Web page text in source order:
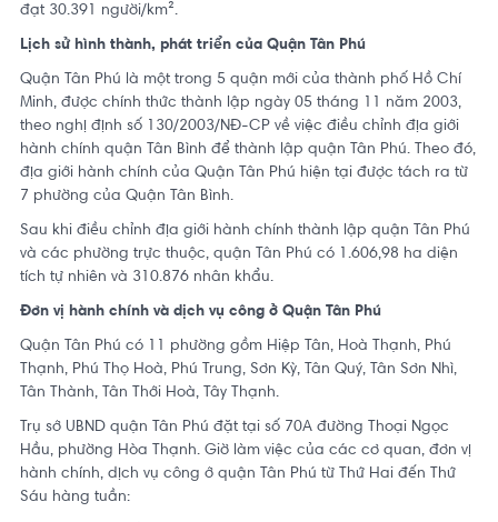
đạt 30.391 người/km².
Lịch sử hình thành, phát triển của Quận Tân Phú
Quận Tân Phú là một trong 5 quận mới của thành phố Hồ Chí
Minh, được chính thức thành lập ngày 05 tháng 11 năm 2003,
theo nghị định số 130/2003/NĐ-CP về việc điều chỉnh địa giới
hành chính quận Tân Bình để thành lập quận Tân Phú. Theo đó,
địa giới hành chính của Quận Tân Phú hiện tại được tách ra từ
7 phường của Quận Tân Bình.
Sau khi điều chỉnh địa giới hành chính thành lập quận Tân Phú
và các phường trực thuộc, quận Tân Phú có 1.606,98 ha diện
tích tự nhiên và 310.876 nhân khẩu.
Đơn vị hành chính và dịch vụ công ở Quận Tân Phú
Quận Tân Phú có 11 phường gồm Hiệp Tân, Hoà Thạnh, Phú
Thạnh, Phú Thọ Hoà, Phú Trung, Sơn Kỳ, Tân Quý, Tân Sơn Nhì,
Tân Thành, Tân Thới Hoà, Tây Thạnh.
Trụ sở UBND quận Tân Phú đặt tại số 70A đường Thoại Ngọc
Hầu, phường Hòa Thạnh. Giờ làm việc của các cơ quan, đơn vị
hành chính, dịch vụ công ở quận Tân Phú từ Thứ Hai đến Thứ
Sáu hàng tuần: